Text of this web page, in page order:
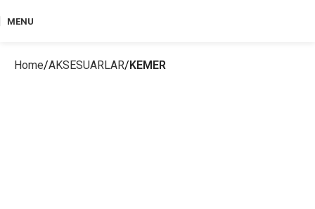
MENU
Home AKSESUARLAR KEMER